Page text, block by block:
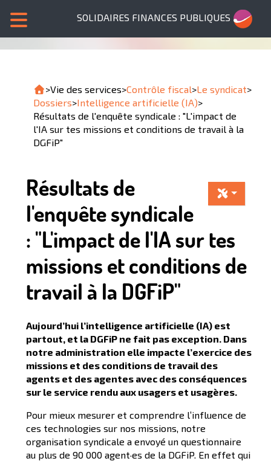
SOLIDAIRES FINANCES PUBLIQUES
>Vie des services>Contrôle fiscal>Le syndicat>
Dossiers>Intelligence artificielle (IA)>
Résultats de l'enquête syndicale : "L'impact de
l'IA sur tes missions et conditions de travail à la
DGFiP"
Résultats de
l'enquête syndicale
: "L'impact de l'IA sur tes
missions et conditions de
travail à la DGFiP"
Aujourd’hui l’intelligence artificielle (IA) est
partout, et la DGFiP ne fait pas exception. Dans
notre administration elle impacte l’exercice des
missions et des conditions de travail des
agents et des agentes avec des conséquences
sur le service rendu aux usagers et usagères.
Pour mieux mesurer et comprendre l’influence de
ces technologies sur nos missions, notre
organisation syndicale a envoyé un questionnaire
au plus de 90 000 agent·es de la DGFiP. En effet qui